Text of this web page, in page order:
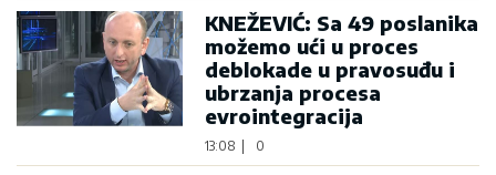
KNEŽEVIĆ: Sa 49 poslanika
možemo ući u proces
deblokade u pravosuđu i
ubrzanja procesa
evrointegracija
13:08 0